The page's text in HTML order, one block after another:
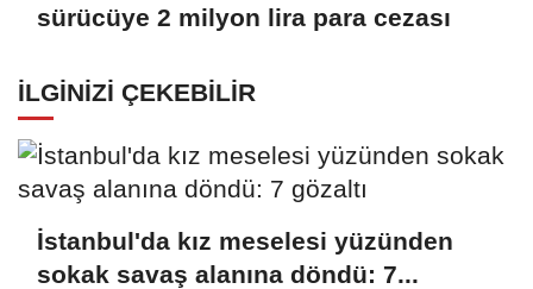
sürücüye 2 milyon lira para cezası
İLGINIZI ÇEKEBILIR
İstanbul'da kız meselesi yüzünden
sokak savaş alanına döndü: 7...